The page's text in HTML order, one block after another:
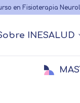
en Fisioterapia
INESALUD
Acreditaciones